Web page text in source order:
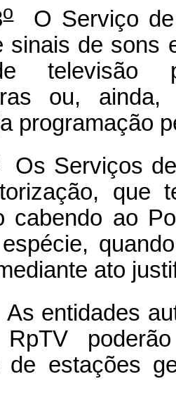
oO Serviço de
sinais de sons
televisão
ou,
programação
Serviços de
que
cabendo ao
ato
entidades
de estações